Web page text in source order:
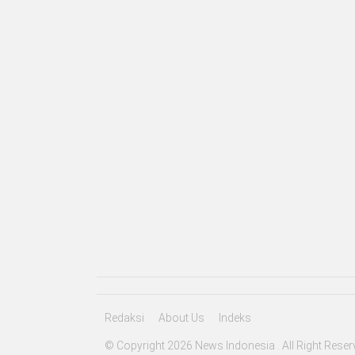
Redaksi About Us Indeks
© Copyright 2026 News Indonesia . All Right